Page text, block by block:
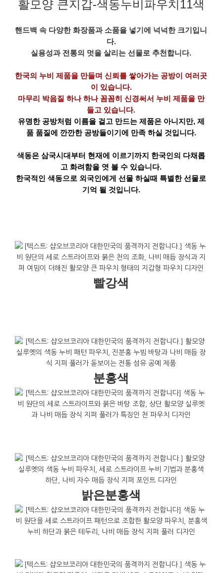
활모양 큰지갑-색동누비파우치11색
핸드백 속 다양한 화장품과 소품을 넣기에 넉넉한 크기입니
다.
실용성과 전통의 멋을 살리 는 선물로 추천합니다.
한국의 누비 제품을 만들며 신뢰를 쌓아가는 공방이 여러곳
이 있습니다.
마무리 박음질 하나 하나 꼼꼼히 신경써서 누비 제품을 만
들고 있습니다.
유명한 공방처럼 이름을 걸고 만드는 제품은 아니지만, 제
품 품질에 깐깐한 공방들이기에 만족 하실 것입니다.
색동은 삼국시대부터 현재에 이르기까지 한국인의 다채롭
고 화려함을 엿 볼 수 있습니다.
한국적인 색동으로 외국인에게 선물 하실때 특별한 선물로
기억 될 것입니다.
빨강색
분홍색
밝은분홍색